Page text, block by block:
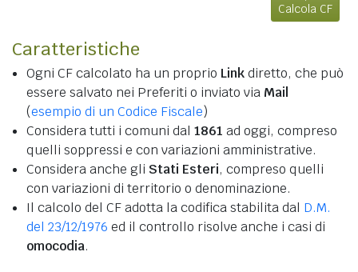
Calcola CF
Caratteristiche
Ogni CF calcolato ha un proprio Linkdiretto, che può
essere salvato nei Preferiti o inviato via Mail
(esempio di un Codice Fiscale)
Considera tutti i comuni dal 1861 ad oggi, compreso
quelli soppressi e con variazioni amministrative.
Considera anche gli Stati Esteri, compreso quelli
con variazioni di territorio o denominazione.
Il calcolo del CF adotta la codifica stabilita dal D.M.
del 23/12/1976 ed il controllo risolve anche i casi di
omocodia.